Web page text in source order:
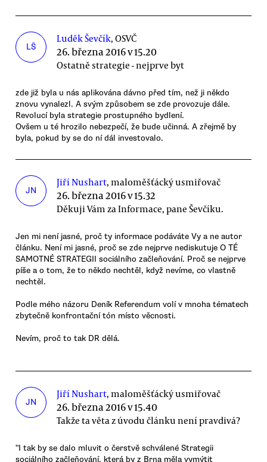
LŠ
Luděk Ševčík, OSVČ
26. března 2016 v 15.20
Ostatně strategie - nejprve byt
zde již byla u nás aplikována dávno před tím, než ji někdo
znovu vynalezl. A svým způsobem se zde provozuje dále.
Revolucí byla strategie prostupného bydlení.
Ovšem u té hrozilo nebezpečí, že bude učinná. A zřejmě by
byla, pokud by se do ní dál investovalo.
JN
Jiří Nushart, maloměšťácký usmiřovač
26. března 2016 v 15.32
Děkuji Vám za Informace, pane Ševčíku.
Jen mi není jasné, proč ty informace podáváte Vy a ne autor
článku. Není mi jasné, proč se zde nejprve nediskutuje O TÉ
SAMOTNÉ STRATEGII sociálního začleňování. Proč se nejprve
píše a o tom, že to někdo nechtěl, když nevíme, co vlastně
nechtěl.
Podle mého názoru Deník Referendum volí v mnoha tématech
zbytečně konfrontační tón místo věcnosti.
Nevím, proč to tak DR dělá.
JN
Jiří Nushart, maloměšťácký usmiřovač
26. března 2016 v 15.40
Takže ta věta z úvodu článku není pravdivá?
"I tak by se dalo mluvit o čerstvě schválené Strategii
sociálního začleňování, která by z Brna měla vymýtit